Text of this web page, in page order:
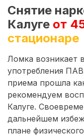
Снятие
Калуге от
стационаре
Ломка возникает
употребления
приема прошла
рекомендуем
Калуге.
дальнейшем
плане